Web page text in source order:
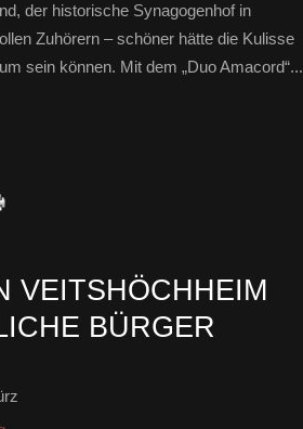
der historische Synagogenhof in
Zuhörern – schöner hätte die Kulisse
sein können. Mit dem „Duo Amacord“...
VEITSHÖCHHEIM
BÜRGER